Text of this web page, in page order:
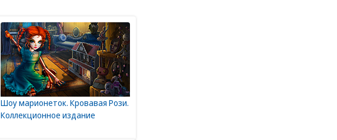
Шоу марионеток. Кровавая Рози.
Коллекционное издание